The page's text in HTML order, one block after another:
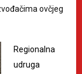
ovčjeg
Regionalna
udruga